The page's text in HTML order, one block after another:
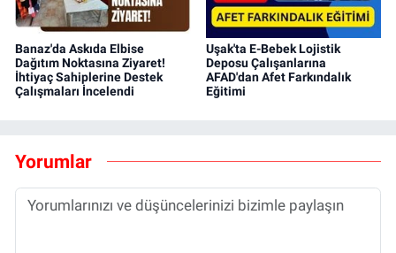
Banaz'da Askıda Elbise
Dağıtım Noktasına Ziyaret!
İhtiyaç Sahiplerine Destek
Çalışmaları İncelendi
Uşak'ta E-Bebek Lojistik
Deposu Çalışanlarına
AFAD'dan Afet Farkındalık
Eğitimi
Yorumlar